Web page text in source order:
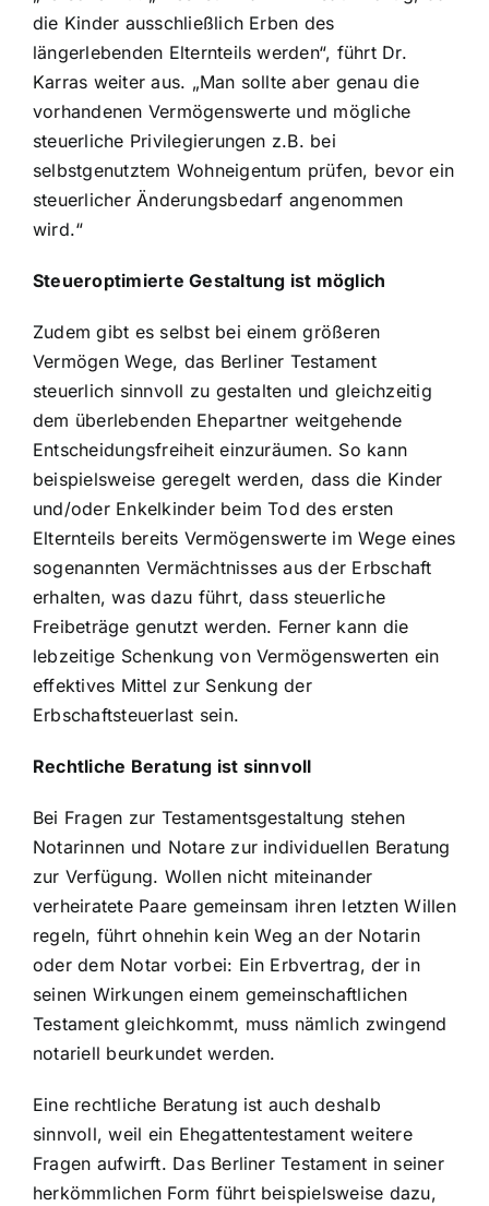
die Kinder ausschließlich Erben des
längerlebenden Elternteils werden“, führt Dr.
Karras weiter aus. „Man sollte aber genau die
vorhandenen Vermögenswerte und mögliche
steuerliche Privilegierungen z.B. bei
selbstgenutztem Wohneigentum prüfen, bevor ein
steuerlicher Änderungsbedarf angenommen
wird.“
Steueroptimierte Gestaltung ist möglich
Zudem gibt es selbst bei einem größeren
Vermögen Wege, das Berliner Testament
steuerlich sinnvoll zu gestalten und gleichzeitig
dem überlebenden Ehepartner weitgehende
Entscheidungsfreiheit einzuräumen. So kann
beispielsweise geregelt werden, dass die Kinder
und/oder Enkelkinder beim Tod des ersten
Elternteils bereits Vermögenswerte im Wege eines
sogenannten Vermächtnisses aus der Erbschaft
erhalten, was dazu führt, dass steuerliche
Freibeträge genutzt werden. Ferner kann die
lebzeitige Schenkung von Vermögenswerten ein
effektives Mittel zur Senkung der
Erbschaftsteuerlast sein.
Rechtliche Beratung ist sinnvoll
Bei Fragen zur Testamentsgestaltung stehen
Notarinnen und Notare zur individuellen Beratung
zur Verfügung. Wollen nicht miteinander
verheiratete Paare gemeinsam ihren letzten Willen
regeln, führt ohnehin kein Weg an der Notarin
oder dem Notar vorbei: Ein Erbvertrag, der in
seinen Wirkungen einem gemeinschaftlichen
Testament gleichkommt, muss nämlich zwingend
notariell beurkundet werden.
Eine rechtliche Beratung ist auch deshalb
sinnvoll, weil ein Ehegattentestament weitere
Fragen aufwirft. Das Berliner Testament in seiner
herkömmlichen Form führt beispielsweise dazu,